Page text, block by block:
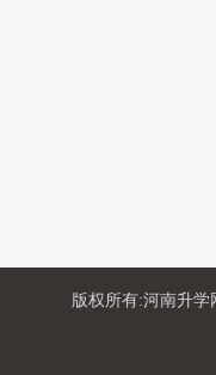
版权所有:河南升